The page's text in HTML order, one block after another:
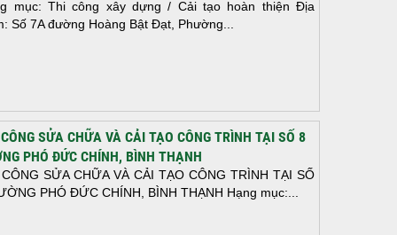
mục: Thi công xây dựng / Cải tạo hoàn thiện Địa
Số 7A đường Hoàng Bật Đạt, Phường...
SỬA CHỮA VÀ CẢI TẠO CÔNG TRÌNH TẠI SỐ 8
PHÓ ĐỨC CHÍNH, BÌNH THẠNH
SỬA CHỮA VÀ CẢI TẠO CÔNG TRÌNH TẠI SỐ
PHÓ ĐỨC CHÍNH, BÌNH THẠNH Hạng mục:...